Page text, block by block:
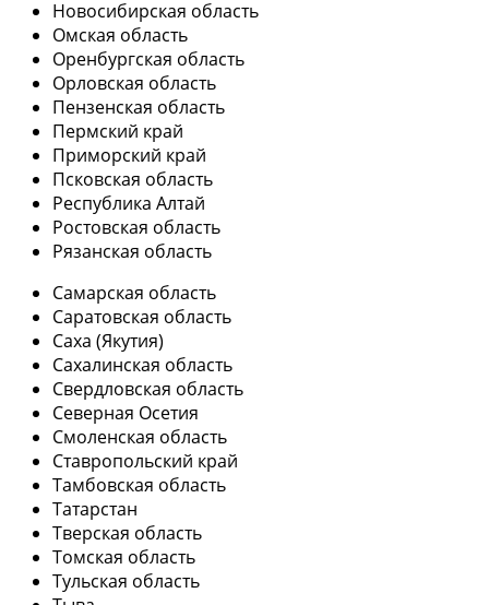
Новосибирская область
Омская область
Оренбургская область
Орловская область
Пензенская область
Пермский край
Приморский край
Псковская область
Республика Алтай
Ростовская область
Рязанская область
Самарская область
Саратовская область
Саха (Якутия)
Сахалинская область
Свердловская область
Северная Осетия
Смоленская область
Ставропольский край
Тамбовская область
Татарстан
Тверская область
Томская область
Тульская область